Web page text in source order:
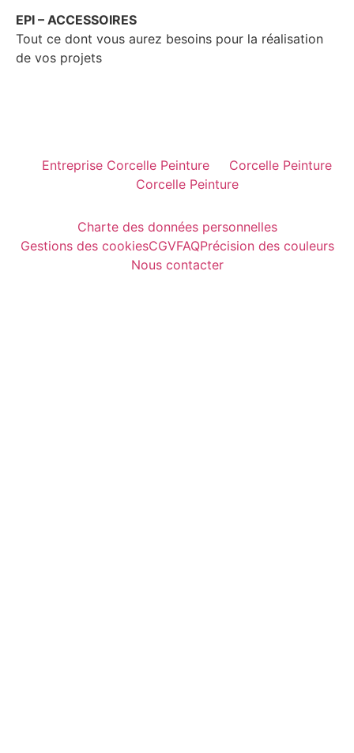
EPI – ACCESSOIRES
Tout ce dont vous aurez besoins pour la réalisation
de vos projets
Entreprise Corcelle Peinture
Corcelle Peinture
Corcelle Peinture
Charte des données personnelles
Gestions des cookiesCGVFAQPrécision des couleurs
Nous contacter